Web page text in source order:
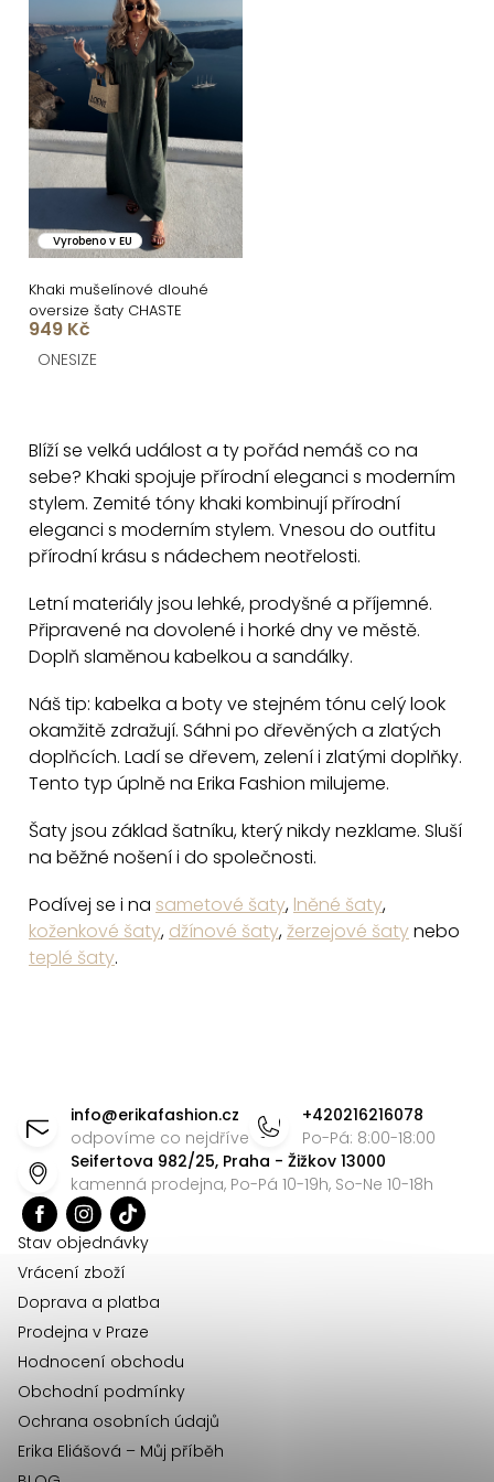
Vyrobeno v EU
Khaki mušelínové dlouhé
oversize šaty CHASTE
949 Kč
ONESIZE
l
á
d
a
í
p
r
v
k
y
v
p
i
s
u
Blíží se velká událost a ty pořád nemáš co na
sebe? Khaki spojuje přírodní eleganci s moderním
stylem. Zemité tóny khaki kombinují přírodní
eleganci s moderním stylem. Vnesou do outfitu
přírodní krásu s nádechem neotřelosti.
Letní materiály jsou lehké, prodyšné a příjemné.
Připravené na dovolené i horké dny ve městě.
Doplň slaměnou kabelkou a sandálky.
Náš tip: kabelka a boty ve stejném tónu celý look
okamžitě zdražují. Sáhni po dřevěných a zlatých
doplňcích. Ladí se dřevem, zelení i zlatými doplňky.
Tento typ úplně na Erika Fashion milujeme.
Šaty jsou základ šatníku, který nikdy nezklame. Sluší
na běžné nošení i do společnosti.
Podívej se i na sametové šaty, lněné šaty,
koženkové šaty, džínové šaty,žerzejové šatynebo
teplé šaty.
info@erikafashion.cz
odpovíme co nejdříve
+420216216078
Po-Pá: 8:00-18:00
Seifertova 982/25, Praha - Žižkov 13000
kamenná prodejna, Po-Pá 10-19h, So-Ne 10-18h
Stav objednávky
Vrácení zboží
Doprava a platba
Prodejna v Praze
Hodnocení obchodu
Obchodní podmínky
Ochrana osobních údajů
Erika Eliášová – Můj příběh